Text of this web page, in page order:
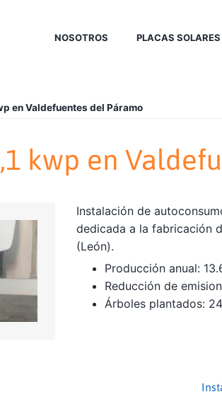
NOSOTROS PLACAS SOLARES
en Valdefuentes del Páramo
kwp en
Instalación de
dedicada a la fabricación
(León).
Producción anual:
Reducción de
Árboles plantados: